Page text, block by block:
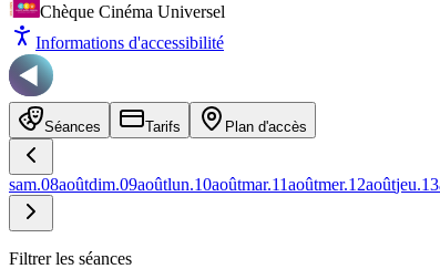
Chèque Cinéma Universel
Informations d'accessibilité
Séances Tarifs Plan d'accès
sam.08aoûtdim.09aoûtlun.10aoûtmar.11aoûtmer.12aoûtjeu.13
Filtrer les séances